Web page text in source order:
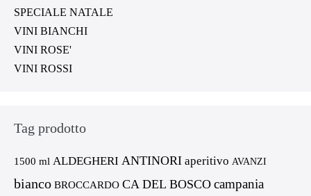
SPECIALE NATALE
VINI BIANCHI
VINI ROSE'
VINI ROSSI
Tag prodotto
1500 ml ALDEGHERI ANTINORI aperitivo AVANZI
bianco BROCCARDO CA DEL BOSCO campania